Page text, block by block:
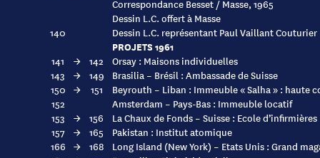
Correspondance Besset / Masse, 1965
Dessin L.C. offert à Masse
140
Dessin L.C. représentant Paul Vaillant Couturier
PROJETS 1961
141 → 142 Orsay : Maisons individuelles
143
→ 149
Brasilia – Brésil : Ambassade de Suisse
150 → 151
Beyrouth – Liban : Immeuble « Salha » : haute
152
Amsterdam – Pays-Bas : Immeuble locatif
153
→ 156
La Chaux de Fonds – Suisse : Ecole d’infirmières
157
→ 165
Pakistan : Institut atomique
166 → 168
Long Island (New York) – Etats Unis : Grand